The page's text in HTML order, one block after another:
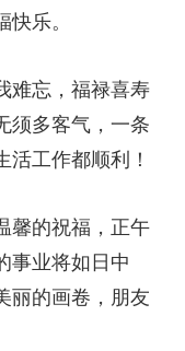
乐。
难忘，福禄喜寿
须多客气，一条
工作都顺利！
馨的祝福，正午
事业将如日中
丽的画卷，朋友